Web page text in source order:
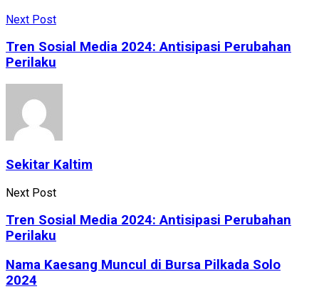
Next Post
Tren Sosial Media 2024: Antisipasi Perubahan
Perilaku
Sekitar Kaltim
Next Post
Tren Sosial Media 2024: Antisipasi Perubahan
Perilaku
Nama Kaesang Muncul di Bursa Pilkada Solo
2024